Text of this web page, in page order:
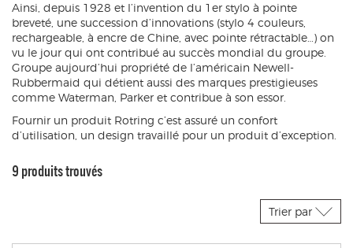
Ainsi, depuis 1928 et l’invention du 1er stylo à pointe
breveté, une succession d’innovations (stylo 4 couleurs,
rechargeable, à encre de Chine, avec pointe rétractable…) on
vu le jour qui ont contribué au succès mondial du groupe.
Groupe aujourd’hui propriété de l’américain Newell-
Rubbermaid qui détient aussi des marques prestigieuses
comme Waterman, Parker et contribue à son essor.
Fournir un produit Rotring c’est assuré un confort
d’utilisation, un design travaillé pour un produit d’exception.
9 produits trouvés
Trier par